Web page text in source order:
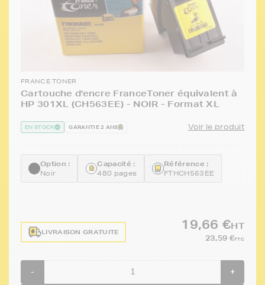
FRANCE TONER
Cartouche d'encre FranceToner équivalent à
HP 301XL (CH563EE) - NOIR - Format XL
EN STOCK GARANTIE 2 ANS Voir le produit
Option :
Noir
Capacité :
480 pages
Référence :
FTHCH563EE
LIVRAISON GRATUITE
19,66 €HT
23,59 €TTC
- +